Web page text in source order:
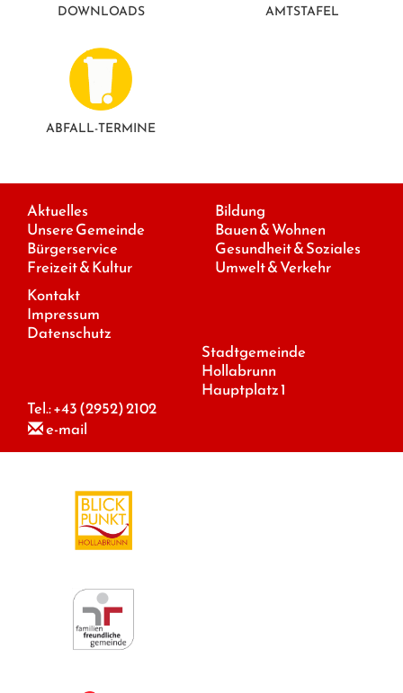
DOWNLOADS AMTSTAFEL
ABFALL-TERMINE
Aktuelles
Unsere Gemeinde
Bürgerservice
Freizeit & Kultur
Bildung
Bauen & Wohnen
Gesundheit & Soziales
Umwelt & Verkehr
Kontakt
Impressum
Datenschutz
Stadtgemeinde
Hollabrunn
Hauptplatz 1
Tel.:+43 (2952) 2102
e-mail